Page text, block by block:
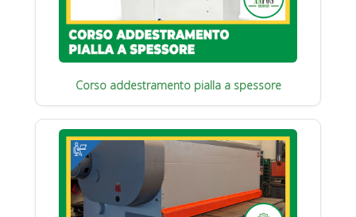
Corso addestramento pialla a spessore